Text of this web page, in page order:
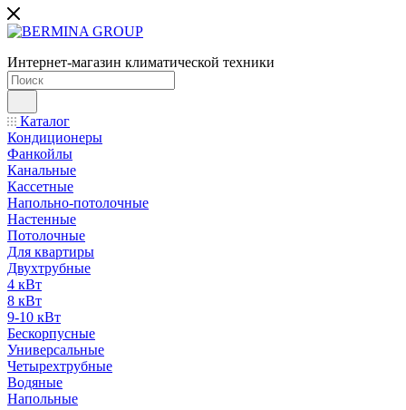
Интернет-магазин климатической техники
Каталог
Кондиционеры
Фанкойлы
Канальные
Кассетные
Напольно-потолочные
Настенные
Потолочные
Для квартиры
Двухтрубные
4 кВт
8 кВт
9-10 кВт
Бескорпусные
Универсальные
Четырехтрубные
Водяные
Напольные